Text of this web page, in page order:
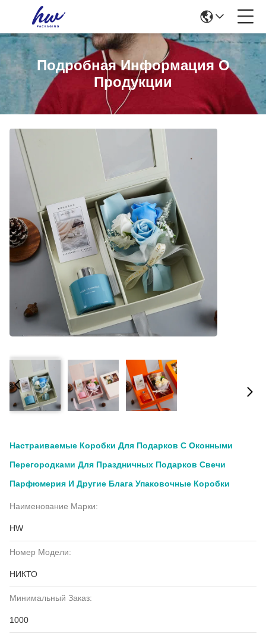
Подробная Информация О
Продукции
Настраиваемые Коробки Для Подарков С Оконными
Перегородками Для Праздничных Подарков Свечи
Парфюмерия И Другие Блага Упаковочные Коробки
Наименование Марки:
HW
Номер Модели:
НИКТО
Минимальный Заказ:
1000